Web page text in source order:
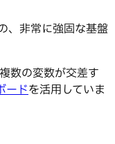
、非常に強固な基盤
数の変数が交差す
ードを活用していま